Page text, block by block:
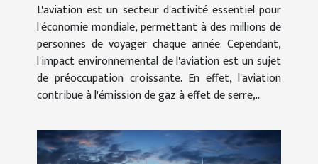
L'aviation est un secteur d'activité essentiel pour
l'économie mondiale, permettant à des millions de
personnes de voyager chaque année. Cependant,
l'impact environnemental de l'aviation est un sujet
de préoccupation croissante. En effet, l'aviation
contribue à l'émission de gaz à effet de serre,...